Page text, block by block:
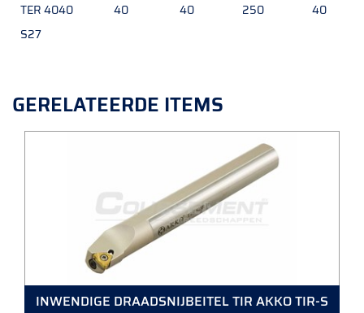
TER 4040
S27
40 40 250 40
GERELATEERDE ITEMS
INWENDIGE DRAADSNIJBEITEL TIR AKKO TIR-S